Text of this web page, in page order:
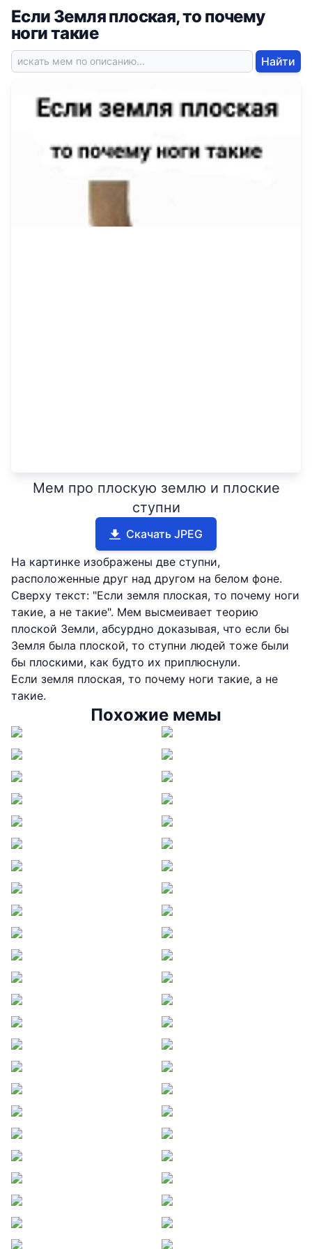
Если Земля плоская, то почему
ноги такие
Найти
Мем про плоскую землю и плоские
ступни
Скачать JPEG
На картинке изображены две ступни,
расположенные друг над другом на белом фоне.
Сверху текст: "Если земля плоская, то почему ноги
такие, а не такие". Мем высмеивает теорию
плоской Земли, абсурдно доказывая, что если бы
Земля была плоской, то ступни людей тоже были
бы плоскими, как будто их приплюснули.
Если земля плоская, то почему ноги такие, а не
такие.
Похожие мемы